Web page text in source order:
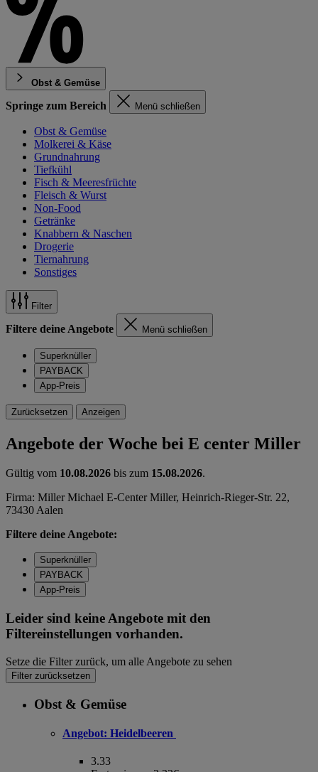
Obst & Gemüse
Springe zum Bereich Menü schließen
Obst & Gemüse
Molkerei & Käse
Grundnahrung
Tiefkühl
Fisch & Meeresfrüchte
Fleisch & Wurst
Non-Food
Getränke
Knabbern & Naschen
Drogerie
Tiernahrung
Sonstiges
Filter
Filtere deine Angebote Menü schließen
Superknüller
PAYBACK
App-Preis
Zurücksetzen Anzeigen
Angebote der Woche bei E center Miller
Gültig vom 10.08.2026 bis zum 15.08.2026.
Firma: Miller Michael E-Center Miller, Heinrich-Rieger-Str. 22,
73430 Aalen
Filtere deine Angebote:
Superknüller
PAYBACK
App-Preis
Leider sind keine Angebote mit den
Filtereinstellungen vorhanden.
Setze die Filter zurück, um alle Angebote zu sehen
Filter zurücksetzen
Obst & Gemüse
Angebot: Heidelbeeren
3.33